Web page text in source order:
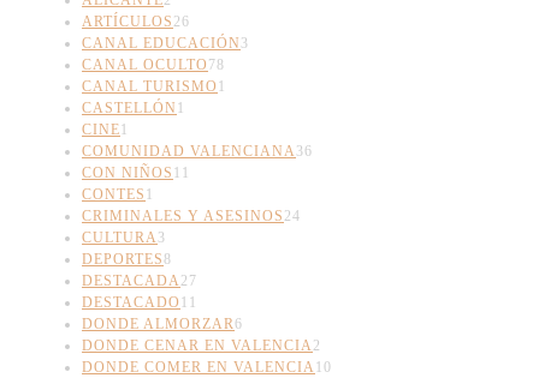
ARTÍCULOS 26
CANAL EDUCACIÓN 3
CANAL OCULTO 78
CANAL TURISMO 1
CASTELLÓN 1
CINE1
COMUNIDAD VALENCIANA36
CON NIÑOS 11
CONTES 1
CRIMINALES Y ASESINOS 24
CULTURA3
DEPORTES8
DESTACADA27
DESTACADO 11
DONDE ALMORZAR6
DONDE CENAR EN VALENCIA2
DONDE COMER EN VALENCIA10